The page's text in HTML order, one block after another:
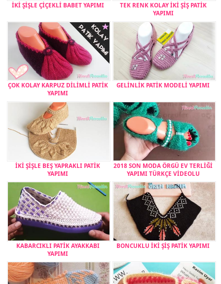
İKİ ŞİŞLE ÇİÇEKLİ BABET YAPIMI
TEK RENK KOLAY İKİ ŞİŞ PATİK
YAPIMI
ÇOK KOLAY KARPUZ DİLİMLİ PATİK
YAPIMI
GELİNLİK PATİK MODELİ YAPIMI
İKİ ŞİŞLE BEŞ YAPRAKLI PATİK
YAPIMI
2018 SON MODA ÖRGÜ EV TERLİĞİ
YAPIMI TÜRKÇE VİDEOLU
KABARCIKLI PATİK AYAKKABI
YAPIMI
BONCUKLU İKİ ŞİŞ PATİK YAPIMI